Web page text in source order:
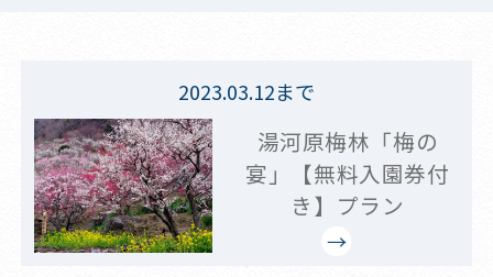
2023.03.12まで
湯河原梅林「梅の
宴」【無料入園券付
き】プラン